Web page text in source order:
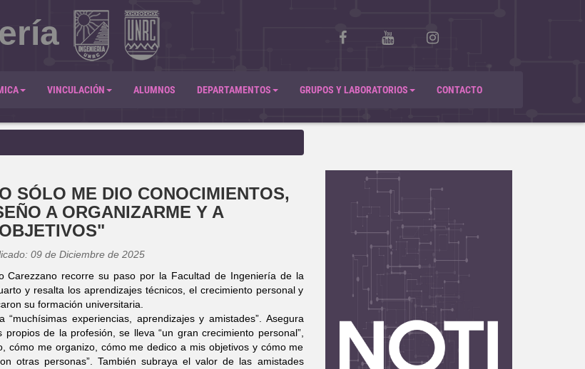
VINCULACIÓN ALUMNOS DEPARTAMENTOS GRUPOS Y LABORATORIOS CONTACTO
SÓLO ME DIO CONOCIMIENTOS,
A ORGANIZARME Y A
09 de Diciembre de 2025
Carezzano recorre su paso por la Facultad de Ingeniería de la
y resalta los aprendizajes técnicos, el crecimiento personal y
su formación universitaria.
experiencias, aprendizajes y amistades”. Asegura
de la profesión, se lleva “un gran crecimiento personal”,
cómo me organizo, cómo me dedico a mis objetivos y cómo me
otras personas”. También subraya el valor de las amistades